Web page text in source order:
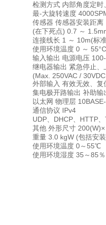
检测方式 内部角度定时
最-大旋转速度
传感器 传感器安装距离
(在下死点) 0.7 ～
连接线长 1 ～ 10m(标
使用环境温度 0 ～ 55°C
输入输出 电源电压
继电器输出 紧急停止、
(Max. 250VAC /
外部输入 有效无效、复
集电极开路输出 补助输
以太网 物理层
通信协议 IPv4
UDP、DHCP、HTTP
其他 外形尺寸
重量 3.0 kgW (包括安
使用环境温度 0～55℃
使用环境湿度 35～85